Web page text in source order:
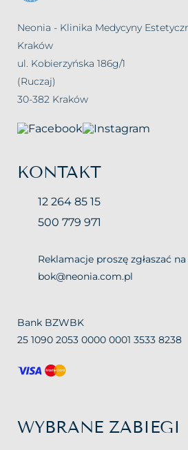
Neonia - Klinika Medycyny
Kraków
ul. Kobierzyńska 186g/1
(Ruczaj)
30-382 Kraków
KONTAKT
12 264 85 15
500 779 971
Reklamacje proszę zgłaszać
bok@neonia.com.pl
Bank BZWBK
25 1090 2053 0000 0001 3533 8238
WYBRANE ZABIEGI